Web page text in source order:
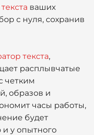
ваших
с нуля, сохранив
текста,
расплывчатые
четким
образов и
часы работы,
будет
и у опытного